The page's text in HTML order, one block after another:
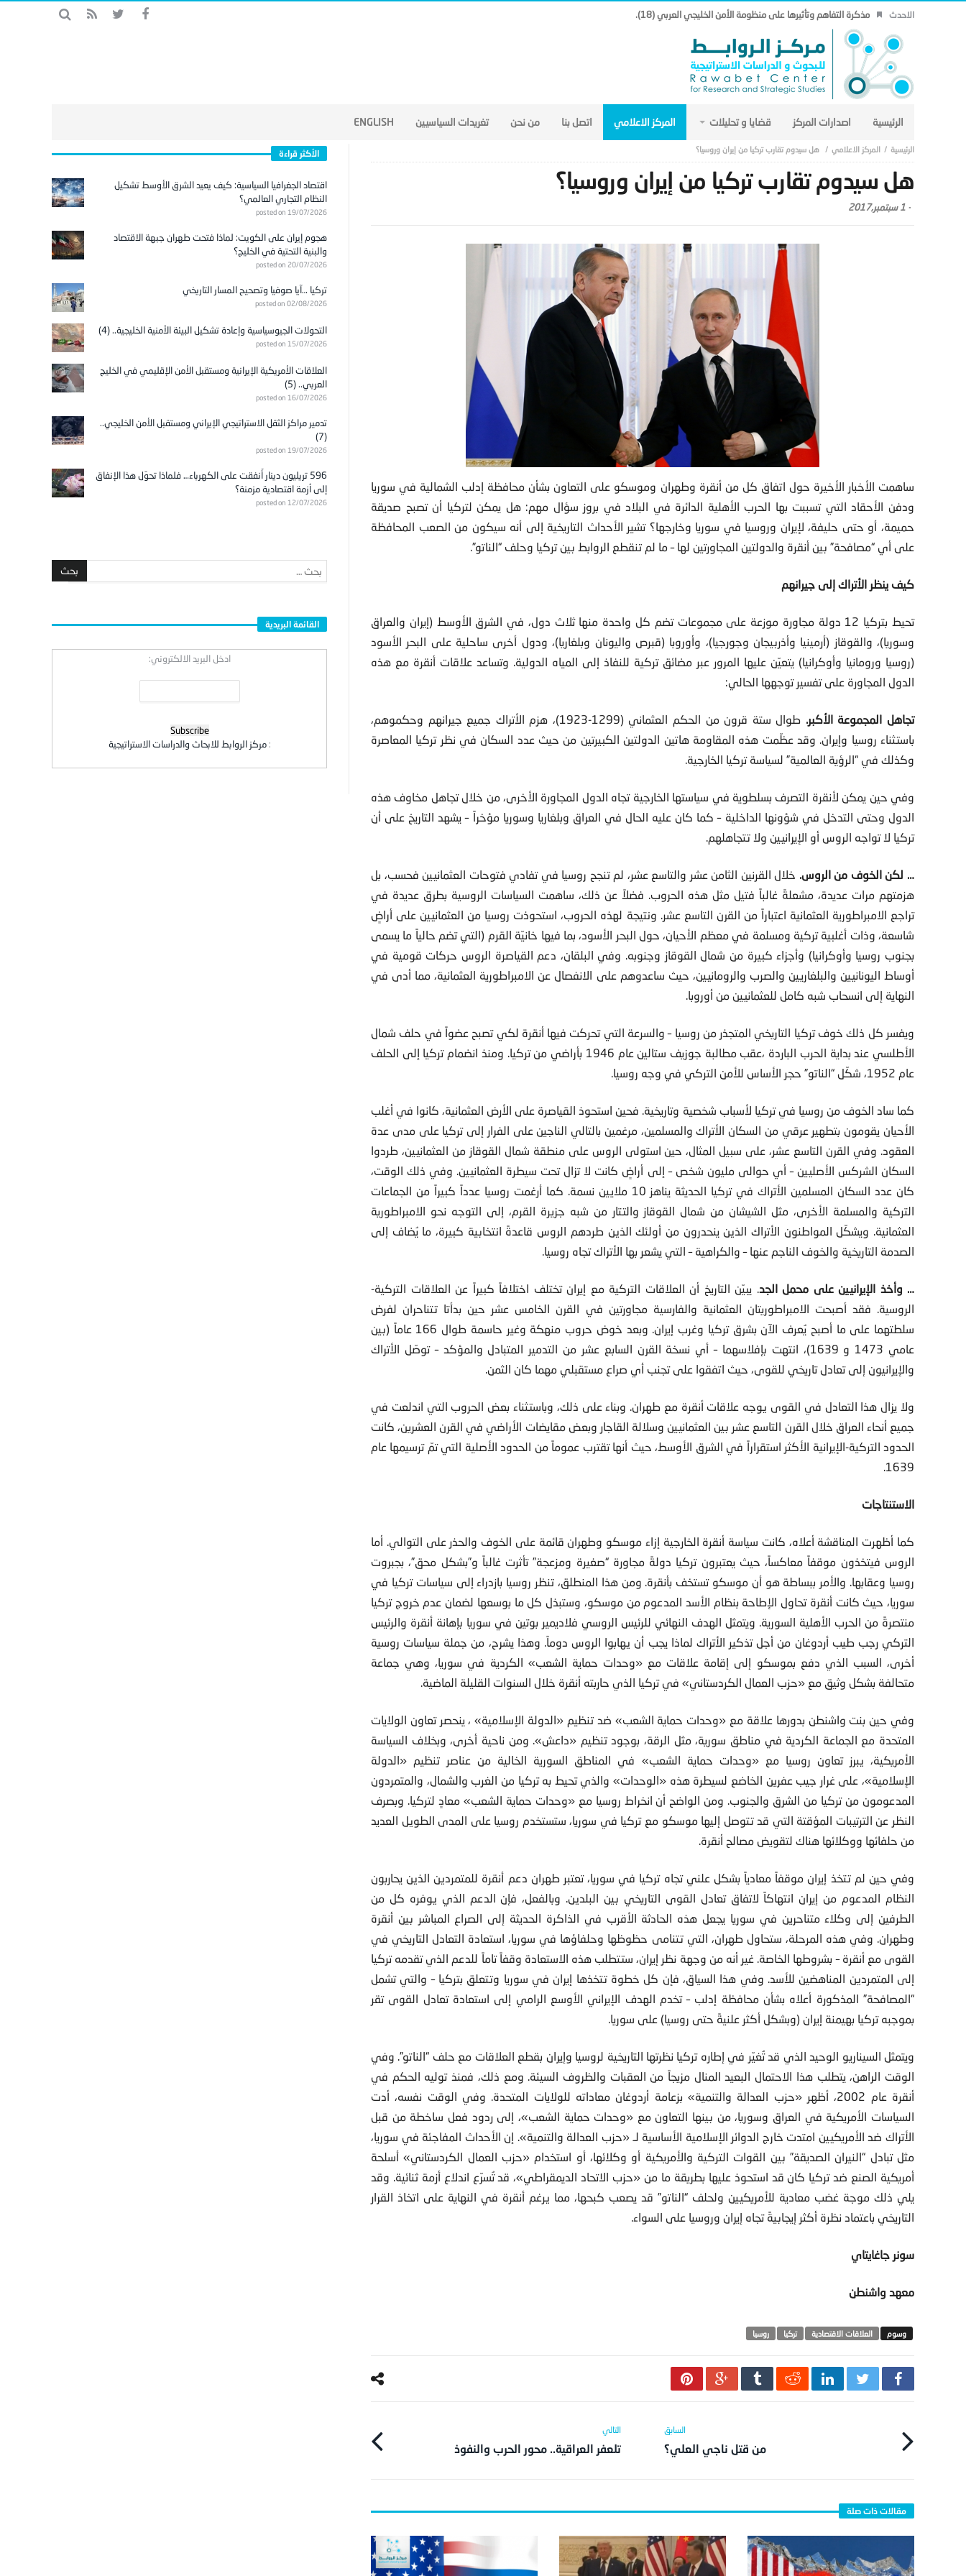
الاحدث مذكرة التفاهم وتأثيرها على منظومة الأمن الخليجي العربي (18).
الرئيسية اصدارات المركز قضايا و تحليلات المركز الاعلامي اتصل بنا من نحن تغريدات السياسيين ENGLISH
المركز الاعلامي هل سيدوم تقارب تركيا من إيران وروسيا؟
هل سيدوم تقارب تركيا من إيران وروسيا؟
- 1 سبتمبر,2017
ساهمت الأخبار الأخيرة حول اتفاق كل من أنقرة وطهران وموسكو على التعاون بشأن محافظة إدلب الشمالية في سوريا
ودفن الأحقاد التي تسببت بها الحرب الأهلية الدائرة في البلاد في بروز سؤال مهم: هل يمكن لتركيا أن تصبح صديقة
حميمة، أو حتى حليفة، لإيران وروسيا في سوريا وخارجها؟ تشير الأحداث التاريخية إلى أنه سيكون من الصعب المحافظة
على أي “مصافحة” بين أنقرة والدولتين المجاورتين لها – ما لم تنقطع الروابط بين تركيا وحلف “الناتو”.
كيف ينظر الأتراك إلى جيرانهم
تحيط بتركيا 12 دولة مجاورة موزعة على مجموعات تضم كل واحدة منها ثلاث دول، في الشرق الأوسط (إيران والعراق
وسوريا)، والقوقاز (أرمينيا وأذربيجان وجورجيا)، وأوروبا (قبرص واليونان وبلغاريا)، ودول أخرى ساحلية على البحر الأسود
(روسيا ورومانيا وأوكرانيا) يتعيّن عليها المرور عبر مضائق تركية للنفاذ إلى المياه الدولية. وتساعد علاقات أنقرة مع هذه
الدول المجاورة على تفسير توجهها الحالي:
تجاهل المجموعة الأكبر.
طوال ستة قرون من الحكم العثماني (1299-1923)، هزم الأتراك جميع جيرانهم وحكموهم،
باستثناء روسيا وإيران. وقد عظّمت هذه المقاومة هاتين الدولتين الكبيرتين من حيث عدد السكان في نظر تركيا المعاصرة
وكذلك في “الرؤية العالمية” لسياسة تركيا الخارجية.
وفي حين يمكن لأنقرة التصرف بسلطوية في سياستها الخارجية تجاه الدول المجاورة الأخرى، من خلال تجاهل مخاوف هذه
الدول وحتى التدخل في شؤونها الداخلية – كما كان عليه الحال في العراق وبلغاريا وسوريا مؤخراً – يشهد التاريخ على أن
تركيا لا تواجه الروس أو الإيرانيين ولا تتجاهلهم.
… لكن الخوف من الروس. خلال القرنين الثامن عشر والتاسع عشر، لم تنجح روسيا في تفادي فتوحات العثمانيين فحسب، بل
هزمتهم مرات عديدة، مشعلةً غالباً فتيل مثل هذه الحروب. فضلاً عن ذلك، ساهمت السياسات الروسية بطرق عديدة في
تراجع الامبراطورية العثمانية اعتباراً من القرن التاسع عشر. ونتيجة لهذه الحروب، استحوذت روسيا من العثمانيين على أراضٍ
شاسعة، وذات أغلبية تركية ومسلمة في معظم الأحيان، حول البحر الأسود، بما فيها خانيّة القرم (التي تضم حالياً ما يسمى
بجنوب روسيا وأوكرانيا) وأجزاء كبيرة من شمال القوقاز وجنوبه. وفي البلقان، دعم القياصرة الروس حركات قومية في
أوساط اليونانيين والبلغاريين والصرب والرومانيين، حيث ساعدوهم على الانفصال عن الامبراطورية العثمانية، مما أدى في
النهاية إلى انسحاب شبه كامل للعثمانيين من أوروبا.
ويفسر كل ذلك خوف تركيا التاريخي المتجذر من روسيا – والسرعة التي تحركت فيها أنقرة لكي تصبح عضواً في حلف شمال
الأطلسي عند بداية الحرب الباردة ،عقب مطالبة جوزيف ستالين عام 1946 بأراضي من تركيا. ومنذ انضمام تركيا إلى الحلف
عام 1952، شكّل “الناتو” حجر الأساس للأمن التركي في وجه روسيا.
كما ساد الخوف من روسيا في تركيا لأسباب شخصية وتاريخية. فحين استحوذ القياصرة على الأرض العثمانية، كانوا في أغلب
الأحيان يقومون بتطهير عرقي من السكان الأتراك والمسلمين، مرغمين بالتالي الناجين على الفرار إلى تركيا على مدى عدة
العقود. وفي القرن التاسع عشر، على سبيل المثال، حين استولى الروس على منطقة شمال القوقاز من العثمانيين، طردوا
السكان الشركس الأصليين – أي حوالى مليون شخص – إلى أراضٍ كانت لا تزال تحت سيطرة العثمانيين. وفي ذلك الوقت،
كان عدد السكان المسلمين الأتراك في تركيا الحديثة يناهز 10 ملايين نسمة. كما أرغمت روسيا عدداً كبيراً من الجماعات
التركية والمسلمة الأخرى، مثل الشيشان من شمال القوقاز والتتار من شبه جزيرة القرم، إلى التوجه نحو الامبراطورية
العثمانية. ويشكّل المواطنون الأتراك الذين ينحدرون من أولئك الذين طردهم الروس قاعدةً انتخابية كبيرة، ما يُضاف إلى
الصدمة التاريخية والخوف الناجم عنها – والكراهية – التي يشعر بها الأتراك تجاه روسيا.
… وأخذ الإيرانيين على محمل الجد. يبيّن التاريخ أن العلاقات التركية مع إيران تختلف اختلافاً كبيراً عن العلاقات التركية-
الروسية. فقد أصبحت الامبراطوريتان العثمانية والفارسية مجاورتين في القرن الخامس عشر حين بدأتا تتناحران لفرض
سلطتهما على ما أصبح يُعرف الآن بشرق تركيا وغرب إيران. وبعد خوض حروب منهكة وغير حاسمة طوال 166 عاماً (بين
عامي 1473 و 1639)، انتهت بإفلاسهما – أي نسخة القرن السابع عشر من التدمير المتبادل والمؤكد – توصّل الأتراك
والإيرانيون إلى تعادل تاريخي للقوى، حيث اتفقوا على تجنب أي صراع مستقبلي مهما كان الثمن.
ولا يزال هذا التعادل في القوى يوجه علاقات أنقرة مع طهران. وبناء على ذلك، وباستثناء بعض الحروب التي اندلعت في
جميع أنحاء العراق خلال القرن التاسع عشر بين العثمانيين وسلالة القاجار وبعض مقايضات الأراضي في القرن العشرين، كانت
الحدود التركية-الإيرانية الأكثر استقراراً في الشرق الأوسط، حيث أنها تقترب عموماً من الحدود الأصلية التي تمّ ترسيمها عام
1639.
الاستنتاجات
كما أظهرت المناقشة أعلاه، كانت سياسة أنقرة الخارجية إزاء موسكو وطهران قائمة على الخوف والحذر على التوالي. أما
الروس فيتخذون موقفاً معاكساً، حيث يعتبرون تركيا دولةً مجاورة “صغيرة ومزعجة” تأثرت غالباً و”بشكل محق”، بجبروت
روسيا وعقابها. والأمر ببساطة هو أن موسكو تستخف بأنقرة. ومن هذا المنطلق، تنظر روسيا بازدراء إلى سياسات تركيا في
سوريا، حيث كانت أنقرة تحاول الإطاحة بنظام الأسد المدعوم من موسكو، وستبذل كل ما بوسعها لضمان عدم خروج تركيا
منتصرةً من الحرب الأهلية السورية. ويتمثل الهدف النهائي للرئيس الروسي فلاديمير بوتين في سوريا بإهانة أنقرة والرئيس
التركي رجب طيب أردوغان من أجل تذكير الأتراك لماذا يجب أن يهابوا الروس دوماً. وهذا يشرح، من جملة سياسات روسية
أخرى، السبب الذي دفع بموسكو إلى إقامة علاقات مع «وحدات حماية الشعب» الكردية في سوريا، وهي جماعة
متحالفة بشكل وثيق مع «حزب العمال الكردستاني» في تركيا الذي حاربته أنقرة خلال السنوات القليلة الماضية.
وفي حين بنت واشنطن بدورها علاقة مع «وحدات حماية الشعب» ضد تنظيم «الدولة الإسلامية» ، ينحصر تعاون الولايات
المتحدة مع الجماعة الكردية في مناطق سورية، مثل الرقة، بوجود تنظيم «داعش». ومن ناحية أخرى، وبخلاف السياسة
الأمريكية، يبرز تعاون روسيا مع «وحدات حماية الشعب» في المناطق السورية الخالية من عناصر تنظيم «الدولة
الإسلامية»، على غرار جيب عفرين الخاضع لسيطرة هذه «الوحدات» والذي تحيط به تركيا من الغرب والشمال، والمتمردون
المدعومون من تركيا من الشرق والجنوب. ومن الواضح أن انخراط روسيا مع «وحدات حماية الشعب» معادٍ لتركيا. وبصرف
النظر عن الترتيبات المؤقتة التي قد تتوصل إليها موسكو مع تركيا في سوريا، ستستخدم روسيا على المدى الطويل العديد
من حلفائها ووكلائها هناك لتقويض مصالح أنقرة.
وفي حين لم تتخذ إيران موقفاً معادياً بشكل علني تجاه تركيا في سوريا، تعتبر طهران دعم أنقرة للمتمردين الذين يحاربون
النظام المدعوم من إيران انتهاكاً لاتفاق تعادل القوى التاريخي بين البلدين. وبالفعل، فإن الدعم الذي يوفره كل من
الطرفين إلى وكلاء متناحرين في سوريا يجعل هذه الحادثة الأقرب في الذاكرة الحديثة إلى الصراع المباشر بين أنقرة
وطهران. وفي هذه المرحلة، ستحاول طهران، التي تتنامى حظوظها وحلفاؤها في سوريا، استعادة التعادل التاريخي في
القوى مع أنقرة – بشروطها الخاصة. غير أنه من وجهة نظر إيران، ستتطلب هذه الاستعادة وقفاً تاماً للدعم الذي تقدمه تركيا
إلى المتمردين المناهضين للأسد. وفي هذا السياق، فإن كل خطوة تتخذها إيران في سوريا وتتعلق بتركيا – والتي تشمل
“المصافحة” المذكورة أعلاه بشأن محافظة إدلب – تخدم الهدف الإيراني الأوسع الرامي إلى استعادة تعادل القوى تقر
بموجبه تركيا بهيمنة إيران (وبشكل أكثر علنيةً حتى روسيا) على سوريا.
ويتمثل السيناريو الوحيد الذي قد تُغيّر في إطاره تركيا نظرتها التاريخية لروسيا وإيران بقطع العلاقات مع حلف “الناتو”. وفي
الوقت الراهن، يتطلب هذا الاحتمال البعيد المنال مزيجاً من العقبات والظروف السيئة. ومع ذلك، فمنذ توليه الحكم في
أنقرة عام 2002، أظهر «حزب العدالة والتنمية» بزعامة أردوغان معاداته للولايات المتحدة. وفي الوقت نفسه، أدت
السياسات الأمريكية في العراق وسوريا، من بينها التعاون مع «وحدات حماية الشعب»، إلى ردود فعل ساخطة من قبل
الأتراك ضد الأمريكيين امتدت خارج الدوائر الإسلامية الأساسية لـ «حزب العدالة والتنمية». إن الأحداث المفاجئة في سوريا،
مثل تبادل “النيران الصديقة” بين القوات التركية والأمريكية أو وكلائها، أو استخدام «حزب العمال الكردستاني» أسلحة
أمريكية الصنع ضد تركيا كان قد استحوذ عليها بطريقة ما من «حزب الاتحاد الديمقراطي»، قد تُسرّع اندلاع أزمة ثنائية. وقد
يلي ذلك موجة غضب معادية للأمريكيين ولحلف “الناتو” قد يصعب كبحها، مما يرغم أنقرة في النهاية على اتخاذ القرار
التاريخي باعتماد نظرة أكثر إيجابيةً تجاه إيران وروسيا على السواء.
سونر جاغايتاي
معهد واشنطن
العلاقات الاقتصادية تركيا روسيا
من قتل ناجي العلي؟ تلعفر العراقية.. محور الحرب والنفوذ
الأكثر قراءة
اقتصاد الجغرافيا السياسية: كيف يعيد الشرق الأوسط تشكيل
النظام التجاري العالمي؟
posted on 19/07/2026
هجوم إيران على الكويت: لماذا فتحت طهران جبهة الاقتصاد
والبنية التحتية في الخليج؟
posted on 20/07/2026
تركيا …آيا صوفيا وتصحيح المسار التاريخي
posted on 02/08/2026
التحولات الجيوسياسية وإعادة تشكيل البيئة الأمنية الخليجية.. (4)
posted on 15/07/2026
العلاقات الأمريكية الإيرانية ومستقبل الأمن الإقليمي في الخليج
العربي.. (5)
posted on 16/07/2026
تدمير مراكز الثقل الاستراتيجي الإيراني ومستقبل الأمن الخليجي..
(7)
posted on 19/07/2026
596 تريليون دينار أُنفقت على الكهرباء… فلماذا تحوّل هذا الإنفاق
إلى أزمة اقتصادية مزمنة؟
posted on 12/07/2026
القائمة البريدية
ادخل البريد الالكتروني:
:مركز الروابط للابحاث والدراسات الاستراتيجية